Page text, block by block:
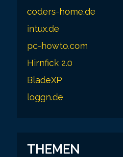
coders-home.de
intux.de
pc-howto.com
Hirnfick 2.0
BladeXP
loggn.de
THEMEN